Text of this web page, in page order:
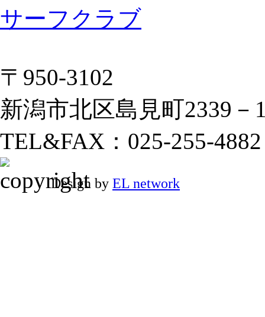
〒950-3102
新潟市北区島見町2339－
TEL&FAX：025-255-4882
Design by EL network